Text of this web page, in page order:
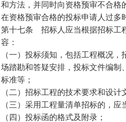
和方法，并同时向资格预审不合格
在资格预审合格的投标申请人过多
第十七条 招标人应当根据招标工
容：
（一）投标须知，包括工程概况
场踏勘和答疑安排，投标文件编制
标准等；
（二）招标工程的技术要求和设计
（三）采用工程量清单招标的，
（四）投标函的格式及附录；